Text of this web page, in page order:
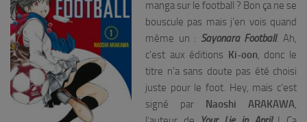
manga sur le football ? Bon ça ne se
bouscule pas mais j’en vois quand
même un : Sayonara Football. Ah,
c’est aux éditions Ki-oon, donc le
titre n’a sans doute pas été choisi
juste pour le foot. Hey, mais c’est
signé par Naoshi ARAKAWA,